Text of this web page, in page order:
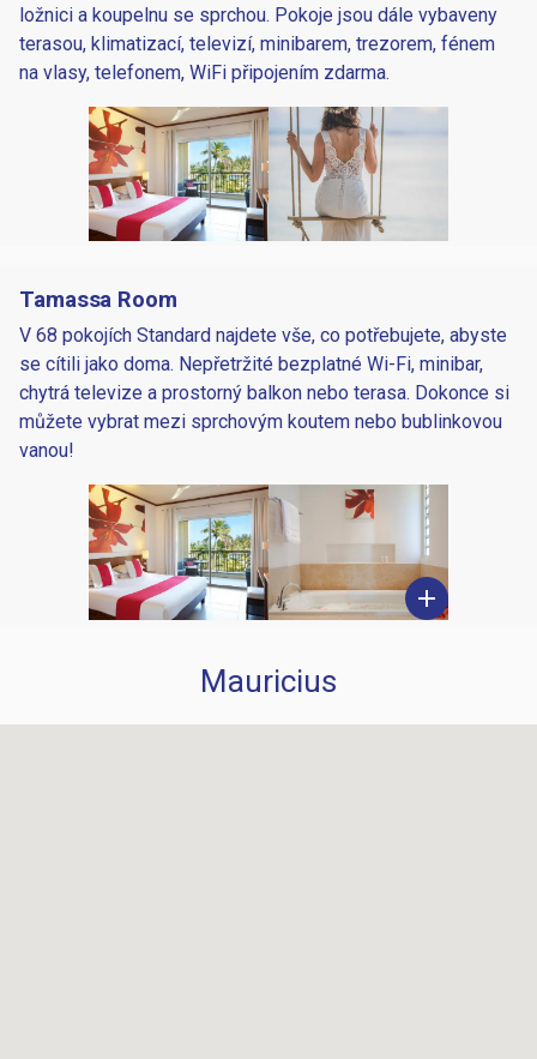
ložnici a koupelnu se sprchou. Pokoje jsou dále vybaveny
terasou, klimatizací, televizí, minibarem, trezorem, fénem
na vlasy, telefonem, WiFi připojením zdarma.
Tamassa Room
V 68 pokojích Standard najdete vše, co potřebujete, abyste
se cítili jako doma. Nepřetržité bezplatné Wi-Fi, minibar,
chytrá televize a prostorný balkon nebo terasa. Dokonce si
můžete vybrat mezi sprchovým koutem nebo bublinkovou
vanou!
add
Mauricius